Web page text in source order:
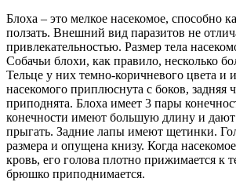
Блоха – это мелкое насекомое, способно
ползать. Внешний вид паразитов не
привлекательностью. Размер тела
Собачьи блохи, как правило, несколько
Тельце у них темно-коричневого цвета и
насекомого приплюснута с боков, задняя
приподнята. Блоха имеет 3 пары
конечности имеют большую длину и дают
прыгать. Задние лапы имеют щетинки.
размера и опущена книзу. Когда
кровь, его голова плотно прижимается к
брюшко приподнимается.